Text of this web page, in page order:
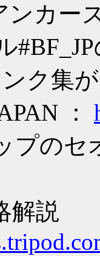
ンカ
ク集
：
プのセ
解説